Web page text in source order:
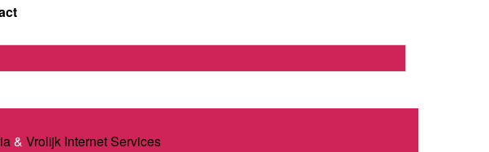
& Vrolijk Internet Services